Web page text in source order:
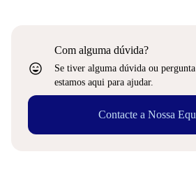
sentiment_very_satisfied
Com alguma dúvida?
Se tiver alguma dúvida ou
estamos aqui para ajudar.
Contacte a Nossa